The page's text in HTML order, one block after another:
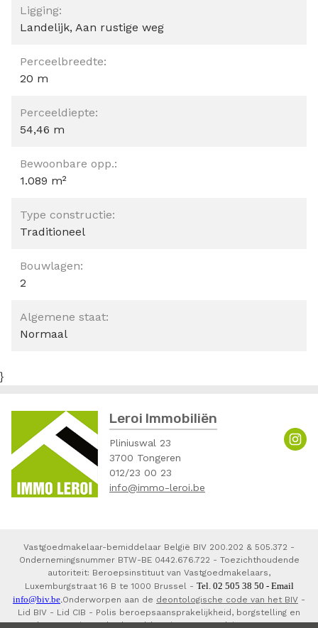
Ligging:
Landelijk, Aan rustige weg
Perceelbreedte:
20 m
Perceeldiepte:
54,46 m
Bewoonbare opp.:
1.089 m²
Type constructie:
Traditioneel
Bouwlagen:
2
Algemene staat:
Normaal
}
Leroi Immobiliën
Pliniuswal 23
3700 Tongeren
012/23 00 23
info@immo-leroi.be
Vastgoedmakelaar-bemiddelaar België BIV 200.202 & 505.372 -
Ondernemingsnummer BTW-BE 0442.676.722 - Toezichthoudende
autoriteit: Beroepsinstituut van Vastgoedmakelaars,
Luxemburgstraat 16 B te 1000 Brussel - Tel. 02 505 38 50 - Email
info@biv.be.Onderworpen aan de deontologische code van het BIV -
Lid BIV - Lid CIB - Polis beroepsaansprakelijkheid, borgstelling en
waarborgorganisme derdengelden via NV AXA Belgium 730.390.160,